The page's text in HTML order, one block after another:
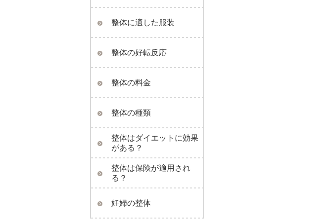
整体に適した服装
整体の好転反応
整体の料金
整体の種類
整体はダイエットに効果
がある？
整体は保険が適用され
る？
妊婦の整体